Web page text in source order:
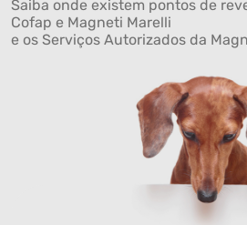
Saiba onde existem pontos de
Cofap e Magneti Marelli
e os Serviços Autorizados da